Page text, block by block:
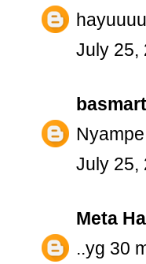
July 25,
basmart
July 25,
Meta
..yg 30